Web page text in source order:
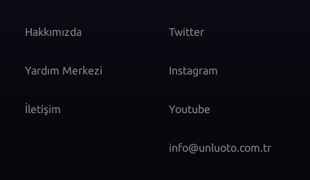
Hakkımızda
Yardım Merkezi
İletişim
Twitter
Instagram
Youtube
info@unluoto.com.tr